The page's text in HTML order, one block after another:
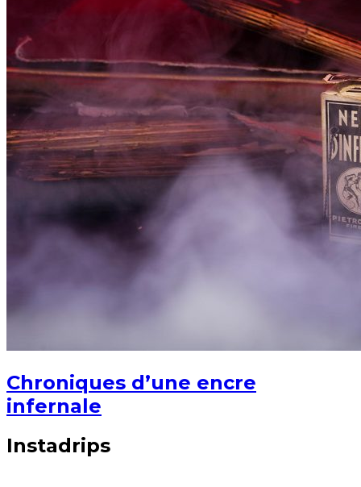
Chroniques d’une encre
infernale
Instadrips